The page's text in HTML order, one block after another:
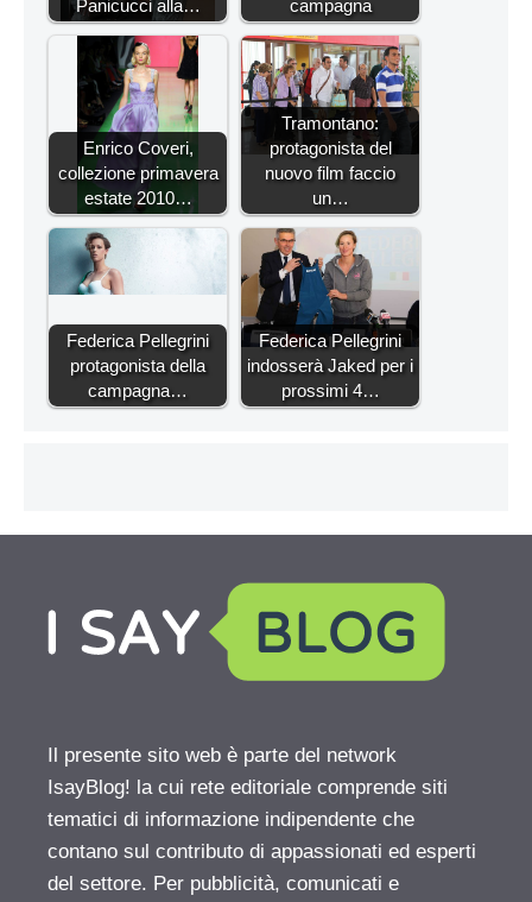
Panicucci alla…
campagna
Enrico Coveri,
collezione primavera
estate 2010…
Tramontano:
protagonista del
nuovo film faccio
un…
Federica Pellegrini
protagonista della
campagna…
Federica Pellegrini
indosserà Jaked per i
prossimi 4…
Il presente sito web è parte del network
IsayBlog! la cui rete editoriale comprende siti
tematici di informazione indipendente che
contano sul contributo di appassionati ed esperti
del settore. Per pubblicità, comunicati e